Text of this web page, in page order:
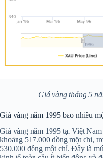
Giá vàng tháng 5
Giá vàng năm 1995 bao nhiêu
Giá vàng năm 1995 tại Việt
khoảng 517.000 đồng một chỉ,
530.000 đồng một chỉ. Đây là